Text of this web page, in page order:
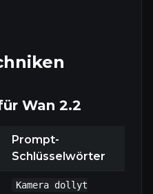
Wan 2.2
Prompt-
Schlüsselwörter
Kamera dollyt